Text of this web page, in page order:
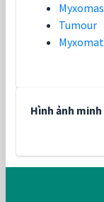
Myxomas
Tumour
Hình ảnh